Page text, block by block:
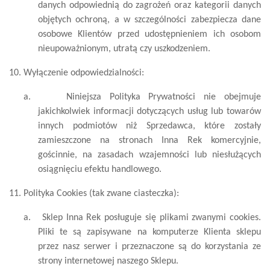
danych odpowiednią do zagrożeń oraz kategorii danych
objętych ochroną, a w szczególności zabezpiecza dane
osobowe Klientów przed udostępnieniem ich osobom
nieupoważnionym, utratą czy uszkodzeniem.
10. Wyłączenie odpowiedzialności:
a.
Niniejsza Polityka Prywatności nie obejmuje
jakichkolwiek informacji dotyczących usług lub towarów
innych podmiotów niż Sprzedawca, które zostały
zamieszczone na stronach Inna Rek komercyjnie,
gościnnie, na zasadach wzajemności lub niesłużących
osiągnięciu efektu handlowego.
11. Polityka Cookies (tak zwane ciasteczka):
a.
Sklep Inna Rek posługuje się plikami zwanymi cookies.
Pliki te są zapisywane na komputerze Klienta sklepu
przez nasz serwer i przeznaczone są do korzystania ze
strony internetowej naszego Sklepu.